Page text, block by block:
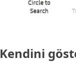
Kendini